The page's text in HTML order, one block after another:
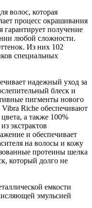
волос, которая
процесс окрашивания
гарантирует получение
любой сложности.
Из них 102
специальных
надежный уход за
блеск и
пигменты нового
Riche обеспечивают
а также 100%
экстрактов
и обеспечивает
на волосы и кожу
протеины шелка
который долго не
емкости
эмульсией